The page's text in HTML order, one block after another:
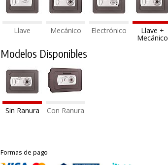
Llave Mecánico Electrónico Llave +
Mecánico
Modelos Disponibles
Sin Ranura Con Ranura
Formas de pago